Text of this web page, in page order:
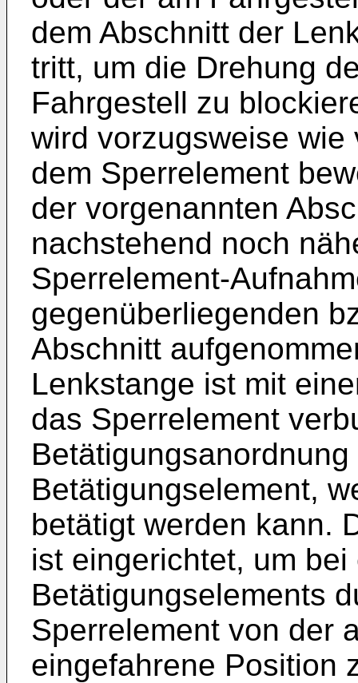
dem Abschnitt der
tritt, um die Drehung
Fahrgestell zu
wird vorzugsweise
dem Sperrelement
der vorgenannten
nachstehend noch
Sperrelement-
gegenüberliegenden
Abschnitt
Lenkstange ist mit
das Sperrelement
Betätigungselement,
betätigt werden kann.
ist eingerichtet, um
Betätigungselements
Sperrelement von der
eingefahrene Position